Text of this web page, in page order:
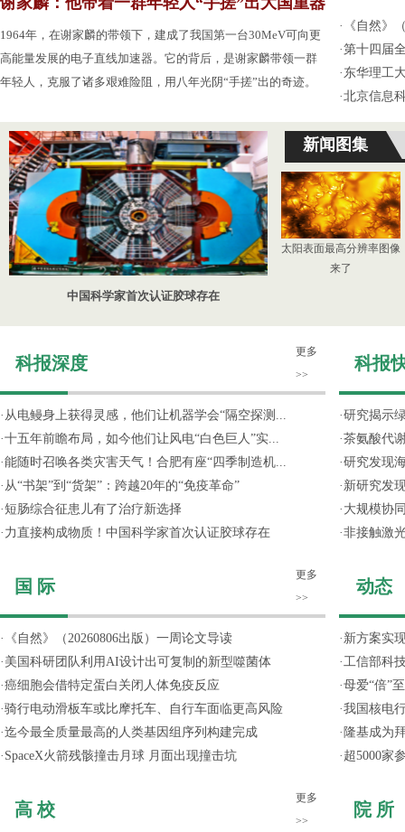
1964年，在谢家麟的带领下，建成了我国第一台30MeV可向更
高能量发展的电子直线加速器。它的背后，是谢家麟带领一群
年轻人，克服了诸多艰难险阻，用八年光阴“手搓”出的奇迹。
·
《自然》
·第十四届
· 东华理工
·北京信息
中国科学家首次认证胶球存在
新闻图集
太阳表面最高分辨率图像
来了
科报深度
更多
>>
· 从电鳗身上获得灵感，他们让机器学会“隔空探测...
·十五年前瞻布局，如今他们让风电“白色巨人”实...
·能随时召唤各类灾害天气！合肥有座“四季制造机...
· 从“书架”到“货架”：跨越20年的“免疫革命”
· 短肠综合征患儿有了治疗新选择
· 力直接构成物质！中国科学家首次认证胶球存在
国 际
更多
>>
·
《自然》（20260806出版）一周论文导读
· 美国科研团队利用AI设计出可复制的新型噬菌体
·癌细胞会借特定蛋白关闭人体免疫反应
·骑行电动滑板车或比摩托车、自行车面临更高风险
·迄今最全质量最高的人类基因组序列构建完成
· SpaceX火箭残骸撞击月球 月面出现撞击坑
高 校
更多
>>
科报
·研究揭示
·茶氨酸代
·研究发现
· 新研究发
· 大规模协
·非接触激
动态
· 新方案实
·工信部科
·母爱“倍”
·我国核电
· 隆基成为
· 超5000家
院 所